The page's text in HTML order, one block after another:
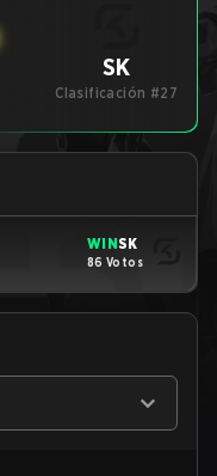
SK
Clasificación #27
WINSK
86 Votos